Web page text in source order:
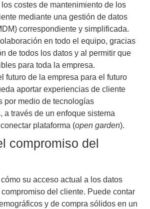
costes de mantenimiento de los
mediante una gestión de datos
correspondiente y simplificada.
en todo el equipo, gracias
de todos los datos y al permitir que
para toda la empresa.
futuro de la empresa para el futuro
aportar experiencias de cliente
por medio de tecnologías
a través de un enfoque sistema
plataforma (open garden).
compromiso del
su acceso actual a los datos
del cliente. Puede contar
y de compra sólidos en un